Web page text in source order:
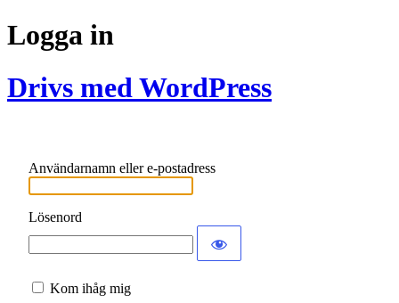
Logga in
Drivs med WordPress
Användarnamn eller e-postadress
Lösenord
Kom ihåg mig